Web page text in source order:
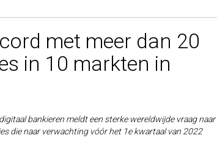
met meer dan 20
in 10 markten in
bankieren meldt een sterke wereldwijde vraag naar
die naar verwachting vóór het 1e kwartaal van 2022